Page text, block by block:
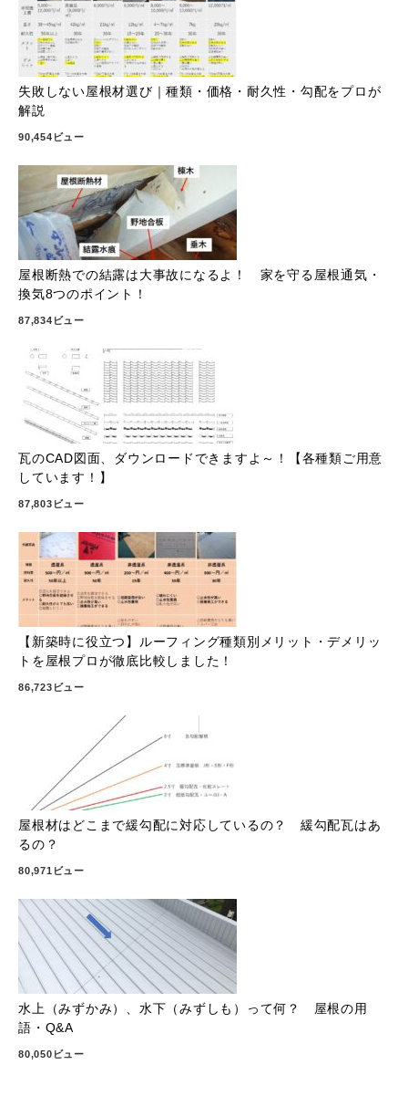
失敗しない屋根材選び｜種類・価格・耐久性・勾配をプロが
解説
90,454ビュー
屋根断熱での結露は大事故になるよ！ 家を守る屋根通気・
換気8つのポイント！
87,834ビュー
瓦のCAD図面、ダウンロードできますよ～！【各種類ご用意
しています！】
87,803ビュー
【新築時に役立つ】ルーフィング種類別メリット・デメリッ
トを屋根プロが徹底比較しました！
86,723ビュー
屋根材はどこまで緩勾配に対応しているの？ 緩勾配瓦はあ
るの？
80,971ビュー
水上（みずかみ）、水下（みずしも）って何？ 屋根の用
語・Q&A
80,050ビュー